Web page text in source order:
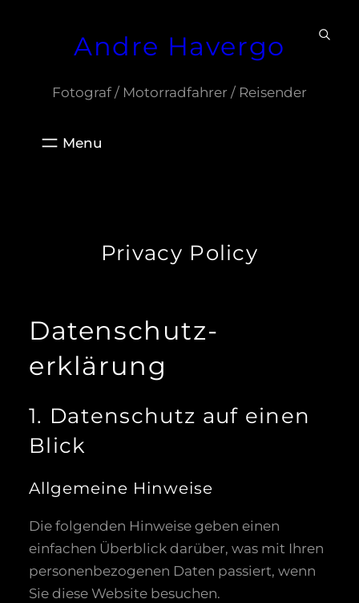
Andre Havergo
Fotograf / Motorradfahrer / Reisender
Privacy Policy
Datenschutz­
erklärung
1. Datenschutz auf einen
Blick
Allgemeine Hinweise
Die folgenden Hinweise geben einen
einfachen Überblick darüber, was mit Ihren
personenbezogenen Daten passiert, wenn
Sie diese Website besuchen.